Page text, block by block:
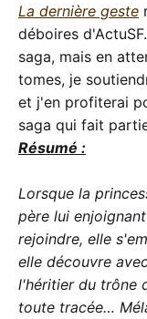
La dernière geste
déboires
saga, mais en
tomes, je
et j'en profiterai
saga qui fait
Résumé :
Lorsque la
père lui
rejoindre, elle
elle découvre
l'héritier du trône
toute tracée…